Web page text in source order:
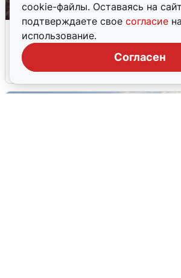
cookie-файлы. Оставаясь на
подтверждаете свое согласие
использование.
Согласен
Опубликована карта
воды в Воронеже
6 августа